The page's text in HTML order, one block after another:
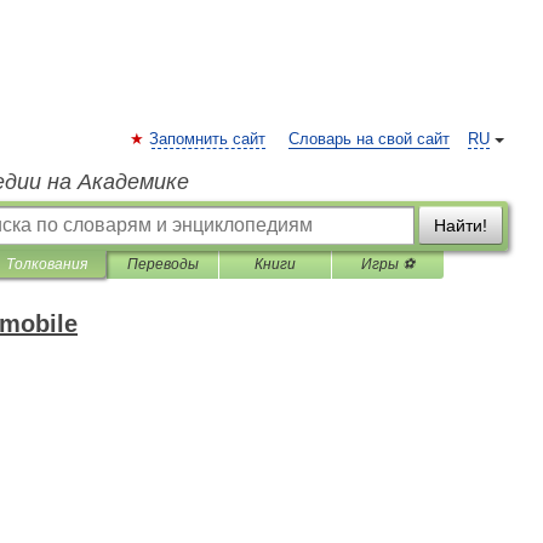
RU
Запомнить сайт Словарь на свой сайт
на Академике
Найти!
Толкования Переводы Книги Игры ⚽